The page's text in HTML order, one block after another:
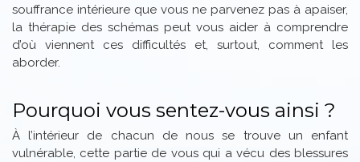
souffrance intérieure que vous ne parvenez pas à apaiser,
la thérapie des schémas peut vous aider à comprendre
d’où viennent ces difficultés et, surtout, comment les
aborder.
Pourquoi vous sentez-vous ainsi ?
À l’intérieur de chacun de nous se trouve un enfant
vulnérable, cette partie de vous qui a vécu des blessures